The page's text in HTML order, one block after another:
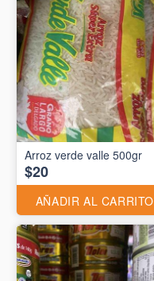
Arroz verde valle 500gr
$20
AÑADIR AL CARRITO